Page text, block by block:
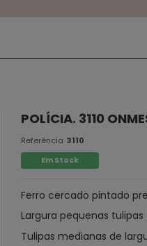
POLÍCIA. 3110
Referência 3110
Em Stock
Ferro cercado pintado
Largura pequenas tulipas
Tulipas medianas de